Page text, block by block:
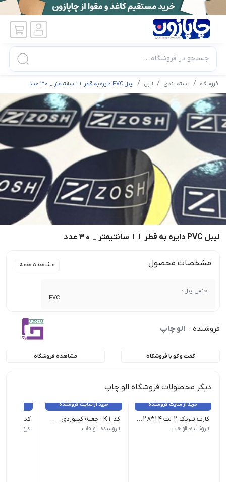
جستجو در فروشگاه ...
فروشگاه بسته بندی لیبل لیبل PVC دایره به قطر 11 سانتیمتر _ 30 عدد
لیبل PVC دایره به قطر 11 سانتیمتر _ 30 عدد
مشخصات محصول مشاهده همه
جنس لیبل :
PVC
فروشنده : الو چاپ
گفت و گو با فروشگاه مشاهده فروشگاه
دیگر محصولات فروشگاه الو چاپ
خرید از سایت فروشنده
کارت تبریک 2 لت 14*28 _ 100 عدد
فروشنده: الو چاپ
خرید از سایت فروشنده
کد K1 : جعبه کیبوردی _ 25 عدد
فروشنده: الو چاپ فروشنده: الو